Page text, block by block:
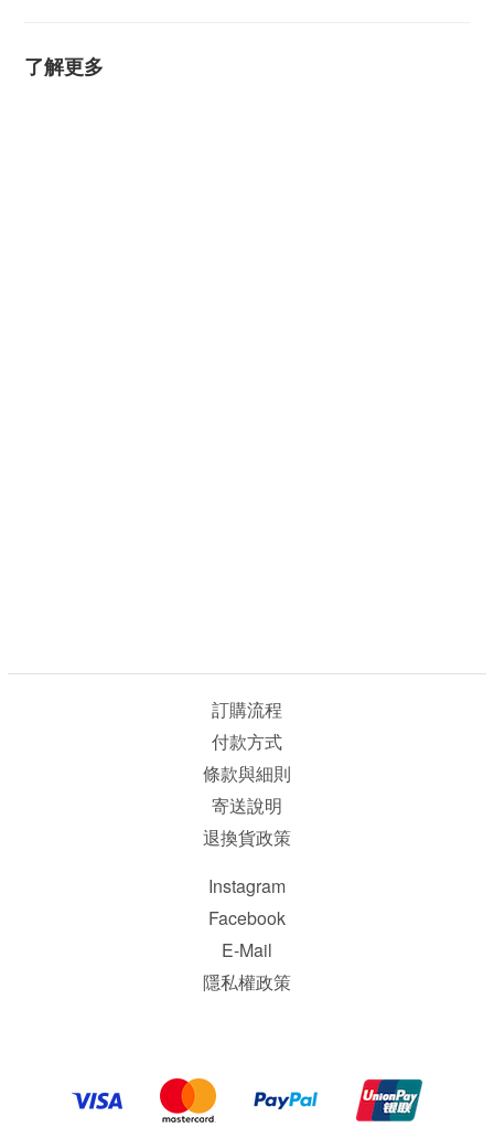
了解更多
訂購流程
付款方式
條款與細則
寄送說明
退換貨政策
Instagram
Facebook
E-Mail
隱私權政策